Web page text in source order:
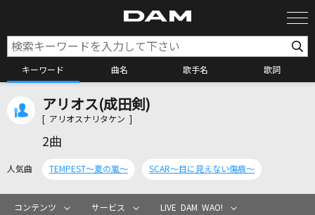
キーワード 曲名 歌手名 歌詞
カラオケ検索
カラオケリクエスト
アリオス(成田剣)
[ アリオスナリタケン ]
2曲
人気曲 TEMPEST～夏の嵐～ SCAR～目に見えない傷痕～
コンテンツ サービス LIVE DAM WAO!